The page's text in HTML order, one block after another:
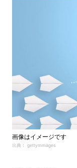
画像はイメージです
出典： gettymmages